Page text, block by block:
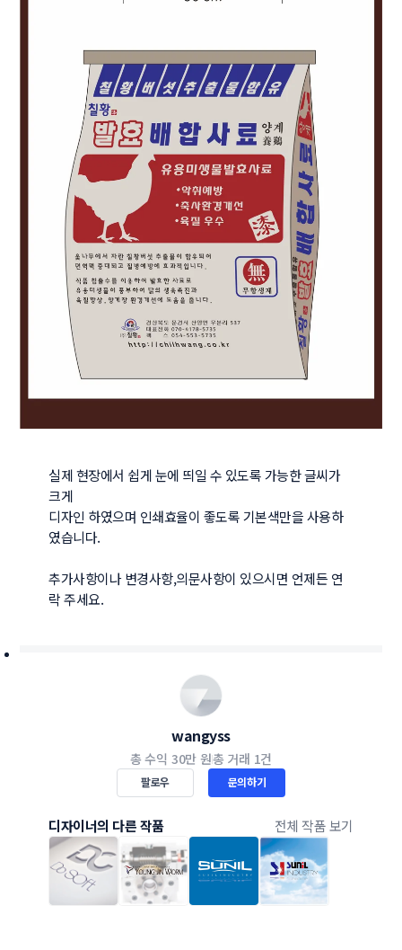
실제 현장에서 쉽게 눈에 띄일 수 있도록 가능한 글씨가
크게
디자인 하였으며 인쇄효율이 좋도록 기본색만을 사용하
였습니다.
추가사항이나 변경사항,의문사항이 있으시면 언제든 연
락 주세요.
wangyss
총 수익 30만 원총 거래 1건
팔로우 문의하기
디자이너의 다른 작품 전체 작품 보기